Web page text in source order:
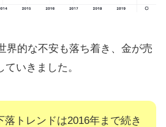
界的な不安も落ち着き、金が売
いきました。
落トレンドは2016年まで続き